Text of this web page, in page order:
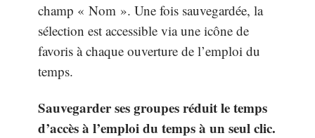
champ « Nom ». Une fois sauvegardée, la
sélection est accessible via une icône de
favoris à chaque ouverture de l’emploi du
temps.
Sauvegarder ses groupes réduit le temps
d’accès à l’emploi du temps à un seul clic.